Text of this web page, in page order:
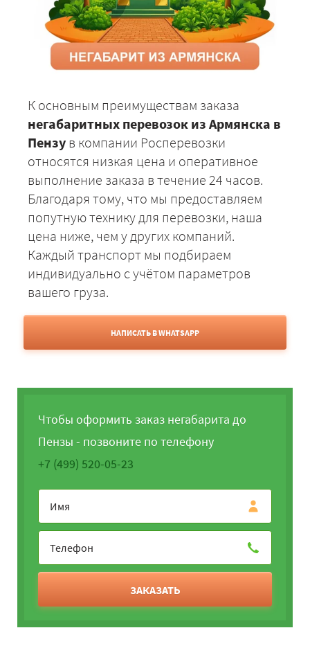
К основным преимуществам заказа
негабаритных перевозок из Армянска в
Пензу в компании Росперевозки
относятся низкая цена и оперативное
выполнение заказа в течение 24 часов.
Благодаря тому, что мы предоставляем
попутную технику для перевозки, наша
цена ниже, чем у других компаний.
Каждый транспорт мы подбираем
индивидуально с учётом параметров
вашего груза.
НАПИСАТЬ В WHATSAPP
Чтобы оформить заказ негабарита до
Пензы - позвоните по телефону
+7 (499) 520-05-23
ЗАКАЗАТЬ